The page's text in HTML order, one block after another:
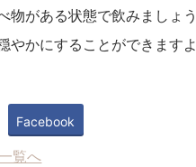
物がある状態で飲みましょ
かにすることができますよ
Facebook
覧へ